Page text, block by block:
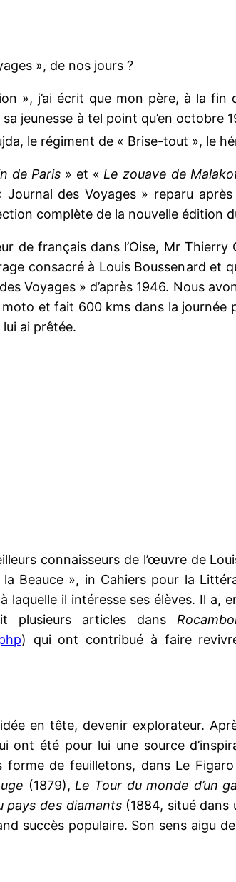
», de nos jours ?
», j’ai écrit que mon père, à la fin
jeunesse à tel point qu’en octobre
le régiment de « Brise-tout », le
de Paris » et « Le zouave de
des Voyages » reparu
complète de la nouvelle édition
de français dans l’Oise, Mr
consacré à Louis Boussenard et
Voyages » d’après 1946. Nous
et fait 600 kms dans la journée
ai prêtée.
connaisseurs de l’œuvre de
Beauce », in Cahiers pour la
il intéresse ses élèves. Il a,
plusieurs articles dans
) qui ont contribué à faire
idée en tête, devenir explorateur.
ont été pour lui une source
forme de feuilletons, dans Le
(1879), Le Tour du monde d’un
pays des diamants(1884, situé dans
succès populaire. Son sens aigu